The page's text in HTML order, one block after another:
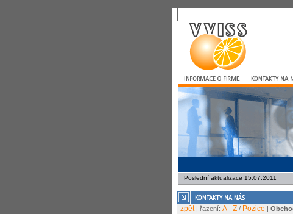
Poslední aktualizace 15.07.2011
zpět| řazení: A - Z / Pozice |